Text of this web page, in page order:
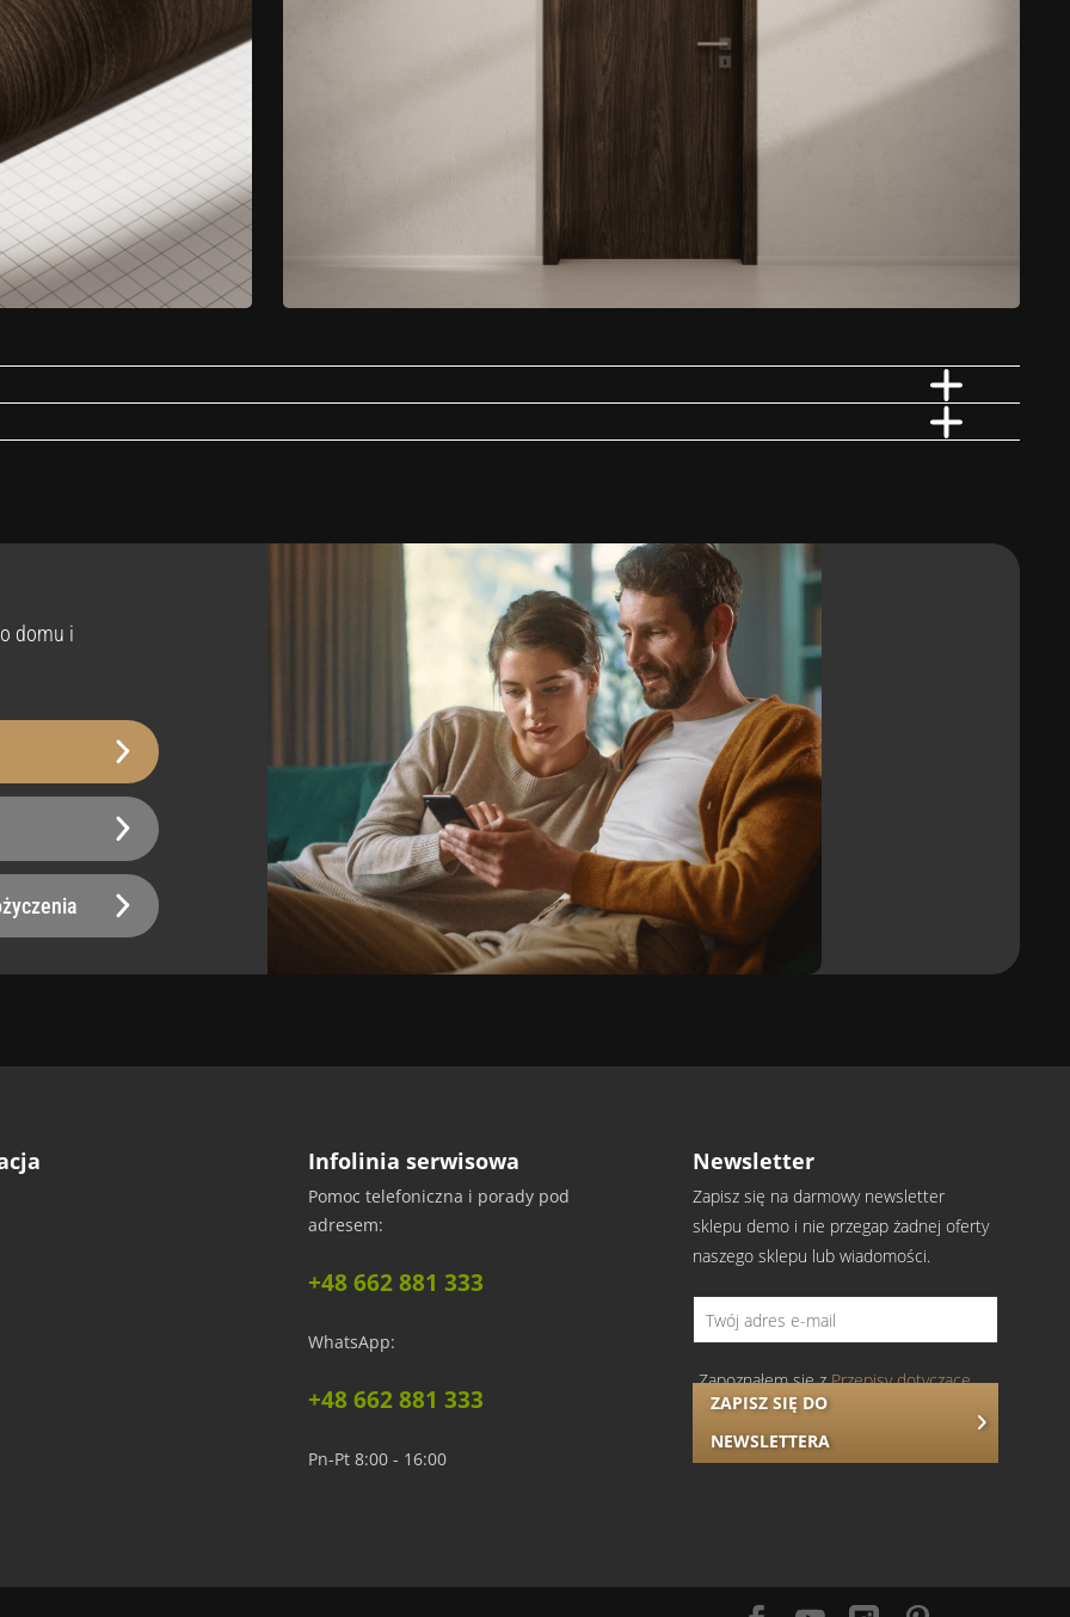
do usunięcia
próbkę. Dzięki temu przekonasz się o wyjątkowej fakturze i jakości, co ułatwi decyzję, czy materiał Ci odpowiada.
na zarysowania Wodoodporny Odporna na ciepło
Usuwany Wrażenia dotykowe
Wyczuwalna
w pielęgnacji Usłojenie
Wzdłuż
Szerokość rolki
1,22 m
Nie zawiera szkodliwych
substancji
Gwarancja
domu i
Infolinia serwisowa
Pomoc telefoniczna i porady pod
adresem:
+48 662 881 333
WhatsApp:
+48 662 881 333
Pn-Pt 8:00 - 16:00
Newsletter
Zapisz się na darmowy newsletter
sklepu demo i nie przegap żadnej oferty
naszego sklepu lub wiadomości.
ZAPISZ SIĘ DO
NEWSLETTERA
Zapoznałem się zPrzepisy dotyczące
ochrony danych